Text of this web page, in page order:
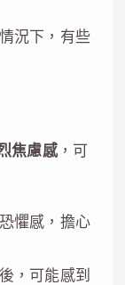
況下，有些
焦慮感，可
懼感，擔心
，可能感到